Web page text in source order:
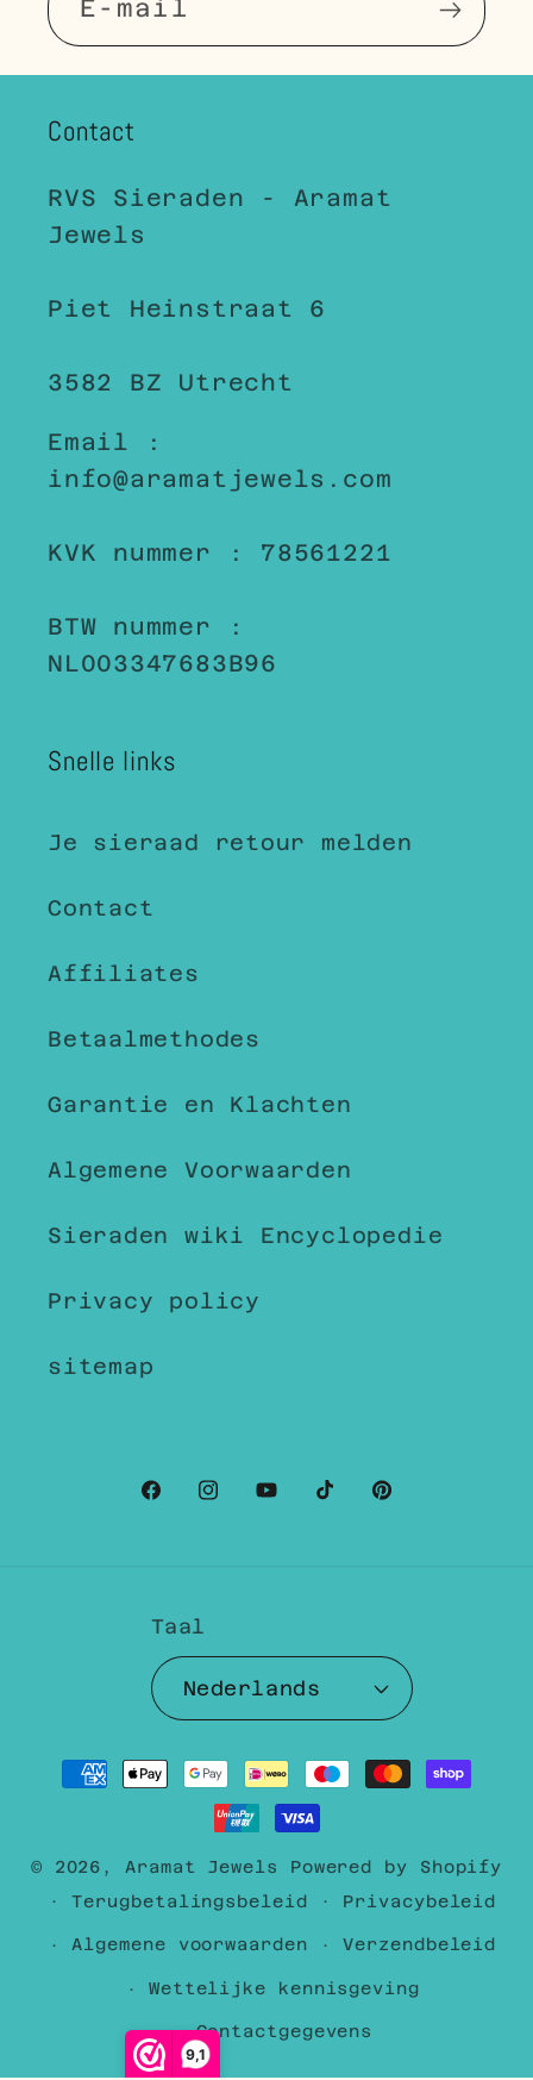
9,1
E‑mail
Contact
RVS Sieraden - Aramat
Jewels
Piet Heinstraat 6
3582 BZ Utrecht
Email :
info@aramatjewels.com
KVK nummer : 78561221
BTW nummer :
NL003347683B96
Snelle links
Je sieraad retour melden
Contact
Affiliates
Betaalmethodes
Garantie en Klachten
Algemene Voorwaarden
Sieraden wiki Encyclopedie
Privacy policy
sitemap
Facebook
Instagram
YouTubeTikTokPinterest
Taal
Nederlands
Betaalmethoden
© 2026, Aramat Jewels Powered by Shopify
Terugbetalingsbeleid
Privacybeleid
Algemene voorwaarden Verzendbeleid
Wettelijke kennisgeving
Contactgegevens